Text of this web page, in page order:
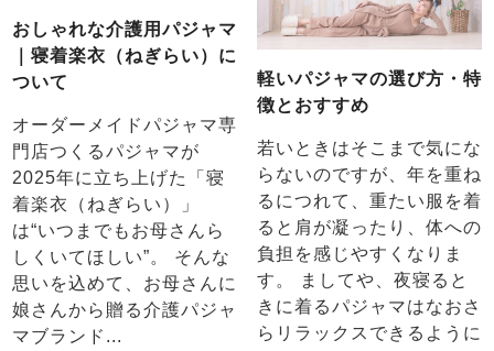
おしゃれな介護用パジャマ
｜寝着楽衣（ねぎらい）に
ついて
オーダーメイドパジャマ専
門店つくるパジャマが
2025年に立ち上げた「寝
着楽衣（ねぎらい）」
は“いつまでもお母さんら
しくいてほしい”。 そんな
思いを込めて、お母さんに
娘さんから贈る介護パジャ
マブランド...
軽いパジャマの選び方・特
徴とおすすめ
若いときはそこまで気にな
らないのですが、年を重ね
るにつれて、重たい服を着
ると肩が凝ったり、体への
負担を感じやすくなりま
す。 ましてや、夜寝ると
きに着るパジャマはなおさ
らリラックスできるように